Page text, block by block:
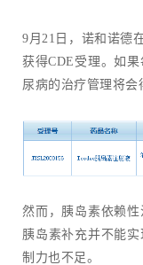
9月21日，诺和诺德
获得CDE受理。如
尿病的治疗管理将会
然而，胰岛素依赖
胰岛素补充并不能
制力也不足。